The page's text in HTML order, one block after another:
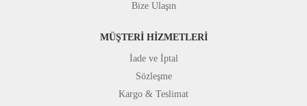
Bize Ulaşın
MÜŞTERİ HİZMETLERİ
İade ve İptal
Sözleşme
Kargo & Teslimat